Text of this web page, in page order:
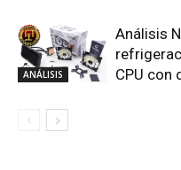
ANÁLISIS
Análisis
CPU con